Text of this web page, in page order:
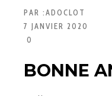
PAR :ADOCLOT
7 JANVIER 2020
0
BONNE